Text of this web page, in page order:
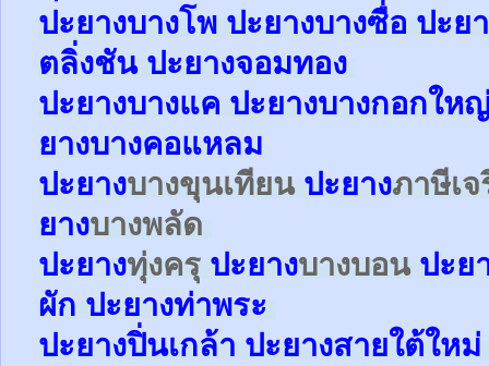
ปะยางบางโพ ปะยางบางซื่อ ปะย
ตลิ่งชัน ปะยางจอมทอง
ปะยางบางแค ปะยางบางกอกให
ยางบางคอแหลม
ปะยางบางขุนเทียน ปะยางภาษีเ
ยางบางพลัด
ปะยางทุ่งครุ ปะยางบางบอน ปะย
ผัก ปะยางท่าพระ
ปะยางปิ่นเกล้า ปะยางสายใต้ใหม่